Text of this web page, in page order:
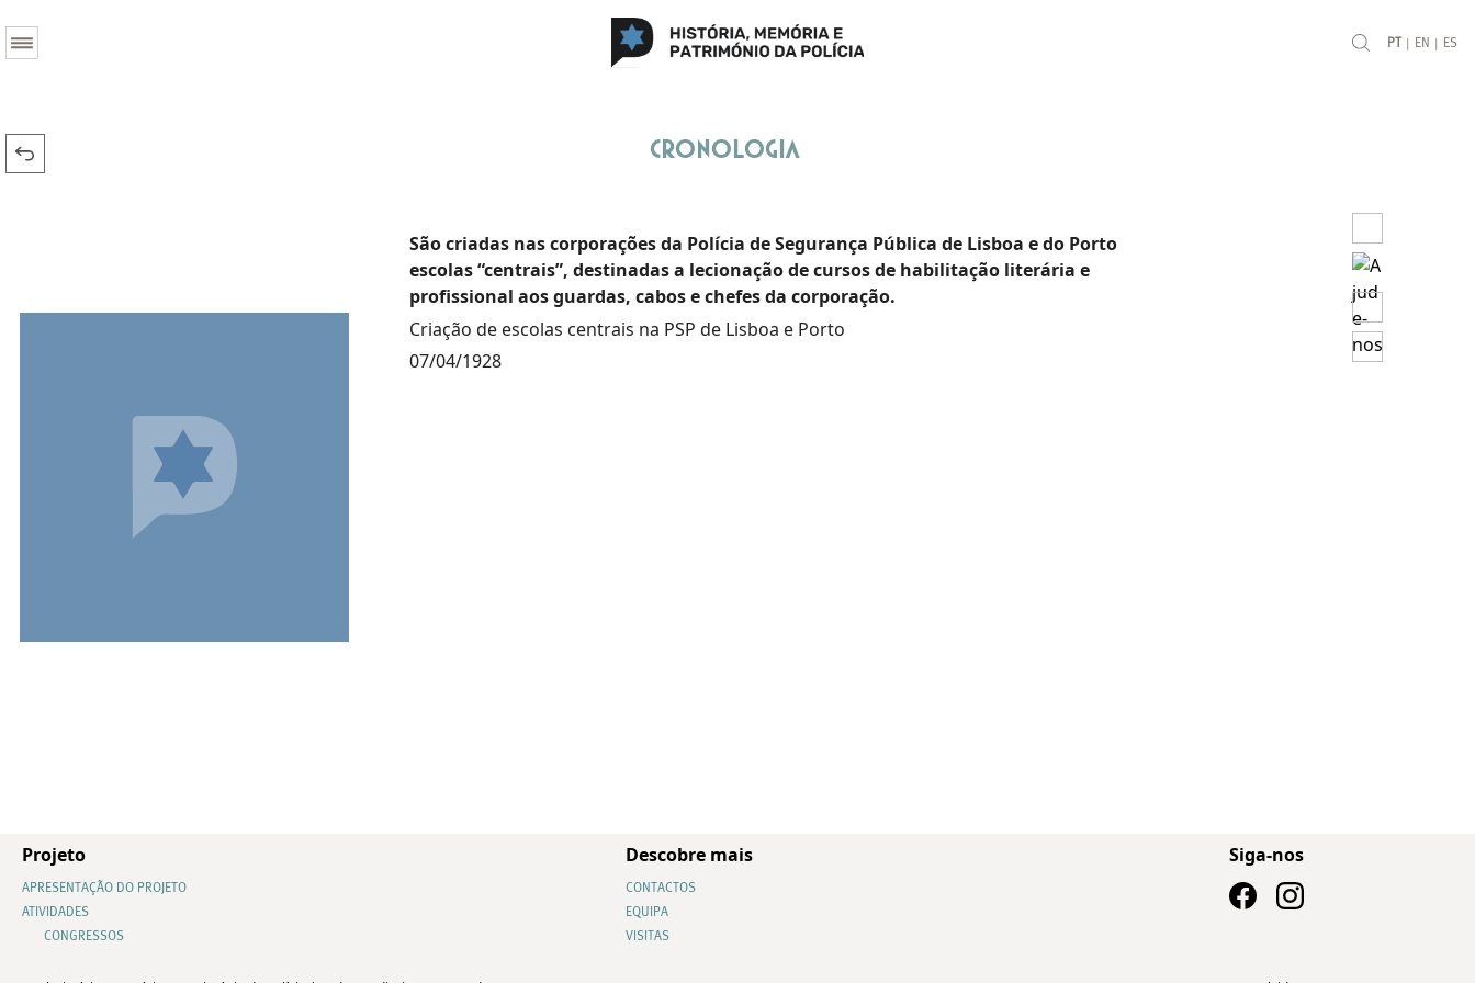
PT | EN | ES
Cronologia
São criadas nas corporações da Polícia de Segurança Pública de Lisboa e do Porto
escolas “centrais”, destinadas a lecionação de cursos de habilitação literária e
profissional aos guardas, cabos e chefes da corporação.
Criação de escolas centrais na PSP de Lisboa e Porto
07/04/1928
Projeto
APRESENTAÇÃO DO PROJETO
ATIVIDADES
CONGRESSOS
Descobre mais
CONTACTOS
EQUIPA
VISITAS
Siga-nos